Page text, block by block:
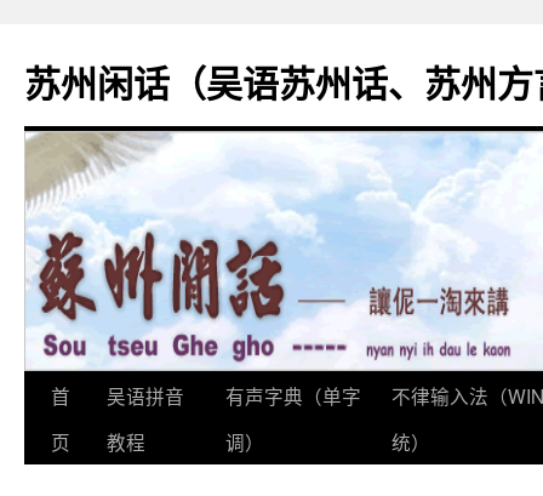
苏州闲话（吴语苏州话、苏州
跳
至
首
页
吴语拼音
教程
有声字典（单字
调）
不律输入法（
统）